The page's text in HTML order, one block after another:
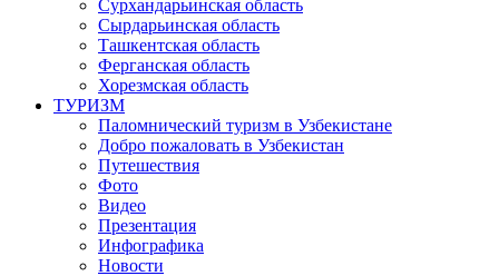
Сурхандарьинская область
Сырдарьинская область
Ташкентская область
Ферганская область
Хорезмская область
ТУРИЗМ
Паломнический туризм в Узбекистане
Добро пожаловать в Узбекистан
Путешествия
Фото
Видео
Презентация
Инфографика
Новости